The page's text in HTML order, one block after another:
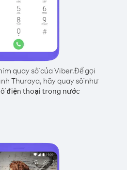
quay số của Viber.Để gọi
Thuraya, hãy quay số như
điện thoại trong nước